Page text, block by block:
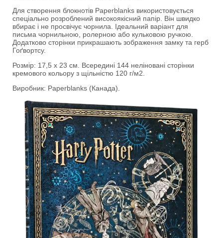
Для створення блокнотів Paperblanks використовується
спеціально розроблений високоякісний папір. Він швидко
вбирає і не просвічує чорнила. Ідеальний варіант для
письма чорнильною, ролерною або кульковою ручкою.
Додатково сторінки прикрашають зображення замку та герб
Гоґвортсу.
Розмір: 17,5 х 23 см. Всередині 144 неліновані сторінки
кремового кольору з щільністю 120 г/м2.
Виробник: Paperblanks (Канада).